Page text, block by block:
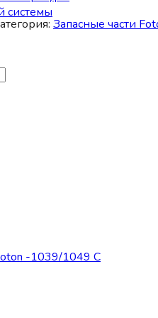
системы
Запасные части
-1039/1049 С